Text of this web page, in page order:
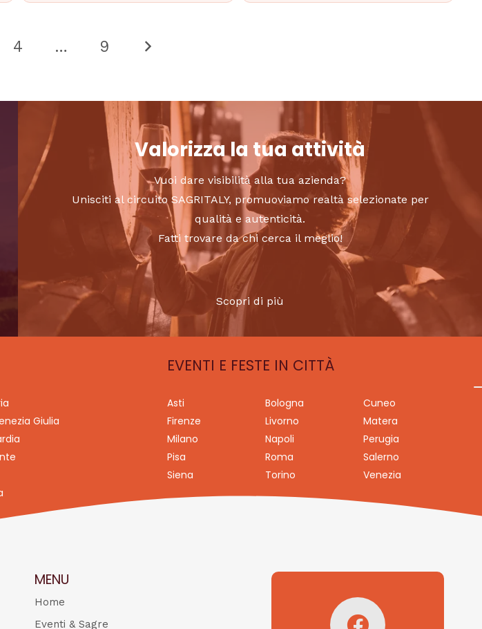
4 … 9
Valorizza la tua attività
Vuoi dare visibilità alla tua azienda?
Unisciti al circuito SAGRITALY, promuoviamo realtà selezionate per
qualità e autenticità.
Fatti trovare da chi cerca il meglio!
Scopri di più
Giulia
EVENTI E FESTE IN CITTÀ
Asti Bologna
Cuneo
Firenze
Livorno
Matera
Milano
Napoli
Perugia
Pisa
Roma
Salerno
Siena
Torino Venezia
MENU
Home
Eventi & Sagre